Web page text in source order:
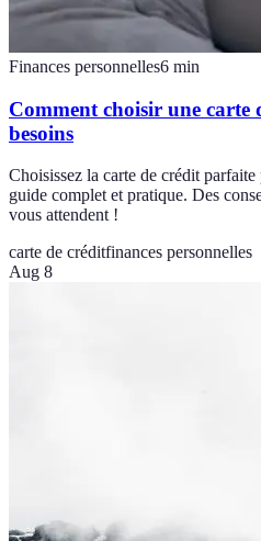
Finances personnelles6 min
Comment choisir une carte
besoins
Choisissez la carte de crédit
guide complet et pratique. Des
vous attendent !
carte de créditfinances personnelles
Aug 8